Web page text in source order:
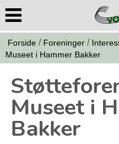
Forside / Foreninger /
Museet i Hammer Bakker
Museet i
Bakker